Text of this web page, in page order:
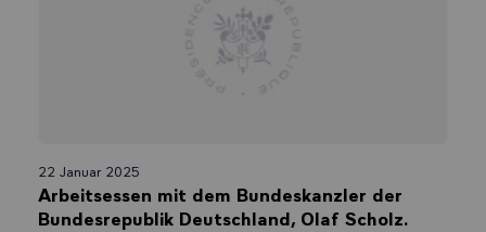
22 Januar 2025
Arbeitsessen mit dem Bundeskanzler der
Bundesrepublik Deutschland, Olaf Scholz.